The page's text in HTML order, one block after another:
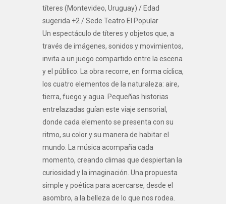
títeres (Montevideo, Uruguay) / Edad
sugerida +2 / Sede Teatro El Popular
Un espectáculo de títeres y objetos que, a
través de imágenes, sonidos y movimientos,
invita a un juego compartido entre la escena
y el público. La obra recorre, en forma cíclica,
los cuatro elementos de la naturaleza: aire,
tierra, fuego y agua. Pequeñas historias
entrelazadas guían este viaje sensorial,
donde cada elemento se presenta con su
ritmo, su color y su manera de habitar el
mundo. La música acompaña cada
momento, creando climas que despiertan la
curiosidad y la imaginación. Una propuesta
simple y poética para acercarse, desde el
asombro, a la belleza de lo que nos rodea.